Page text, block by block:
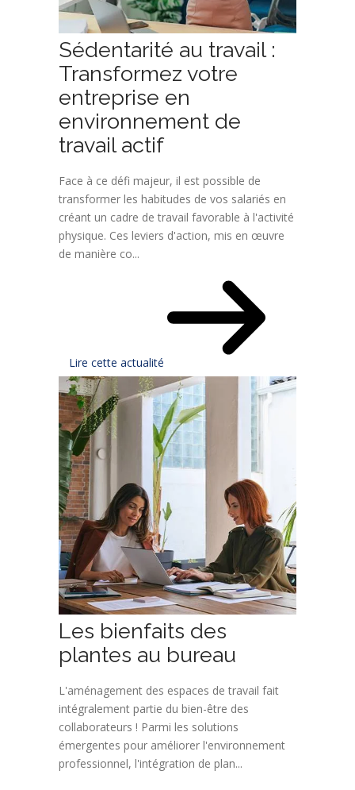
Sédentarité au travail :
Transformez votre
entreprise en
environnement de
travail actif
Face à ce défi majeur, il est possible de
transformer les habitudes de vos salariés en
créant un cadre de travail favorable à l'activité
physique. Ces leviers d'action, mis en œuvre
de manière co...
Lire cette actualité
Les bienfaits des
plantes au bureau
L'aménagement des espaces de travail fait
intégralement partie du bien-être des
collaborateurs ! Parmi les solutions
émergentes pour améliorer l'environnement
professionnel, l'intégration de plan...